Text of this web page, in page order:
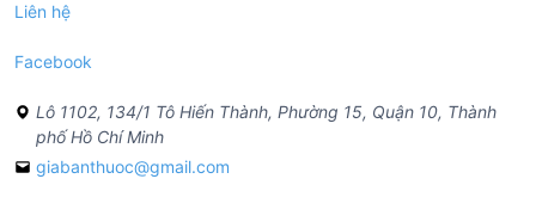
Liên hệ
Facebook
Lô 1102, 134/1 Tô Hiến Thành, Phường 15, Quận 10, Thành
phố Hồ Chí Minh
giabanthuoc@gmail.com